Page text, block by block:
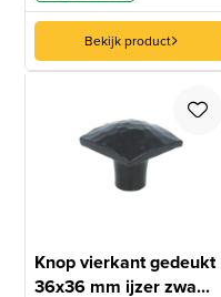
Bekijk product
Knop vierkant gedeukt
36x36 mm ijzer zwa...